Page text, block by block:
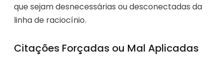
que sejam desnecessárias ou desconectadas da
linha de raciocínio.
Citações Forçadas ou Mal Aplicadas